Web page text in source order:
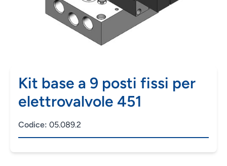
Kit base a 9 posti fissi per
elettrovalvole 451
Codice: 05.089.2